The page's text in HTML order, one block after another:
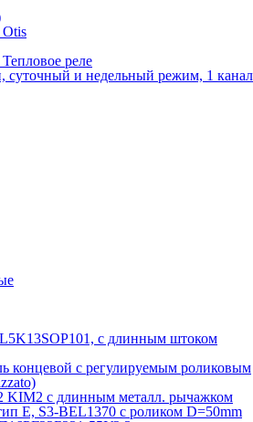
Otis
реле
суточный и недельный режим, 1 канал
с длинным штоком
концевой с регулируемым роликовым
KIM2 с длинным металл. рычажком
Е, S3-BEL1370 с роликом D=50mm